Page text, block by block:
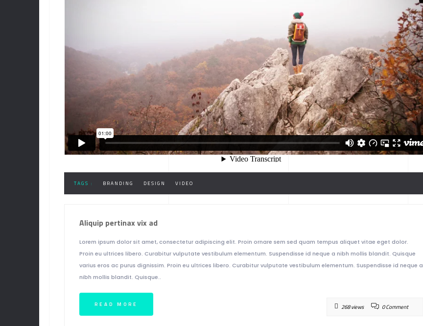
TAGS : BRANDING DESIGN VIDEO
Aliquip pertinax vix ad
Lorem ipsum dolor sit amet, consectetur adipiscing elit. Proin ornare sem sed quam tempus aliquet vitae eget dolor.
Proin eu ultrices libero. Curabitur vulputate vestibulum elementum. Suspendisse id neque a nibh mollis blandit. Quisque
varius eros ac purus dignissim. Proin eu ultrices libero. Curabitur vulputate vestibulum elementum. Suspendisse id neque a
nibh mollis blandit. Quisque..
READ MORE 268 views 0 Comment